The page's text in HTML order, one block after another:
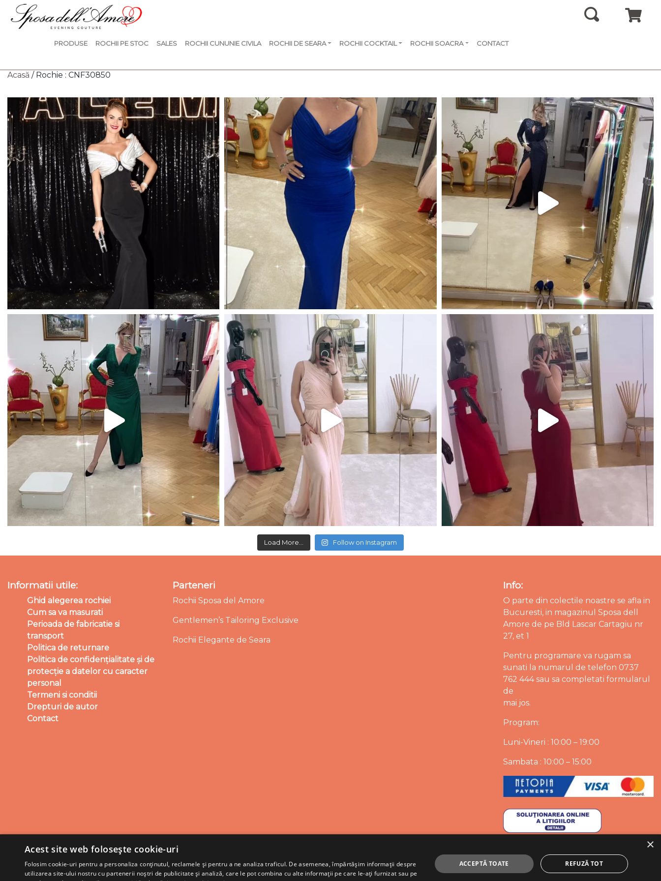
PRODUSE ROCHII PE STOC SALES ROCHII CUNUNIE CIVILA ROCHII DE SEARA ROCHII COCKTAIL ROCHII SOACRA CONTACT
Acasă / Rochie : CNF30850
Load More... Follow on Instagram
Informatii utile:
Ghid alegerea rochiei
Cum sa va masurati
Perioada de fabricatie si
transport
Politica de returnare
Politica de confidențialitate și de
protecție a datelor cu caracter
personal
Termeni si conditii
Drepturi de autor
Contact
Parteneri
Rochii Sposa del Amore
Gentlemen’s Tailoring Exclusive
Rochii Elegante de Seara
Info:
O parte din colectile noastre se afla in
Bucuresti, in magazinul Sposa dell
Amore de pe Bld Lascar Cartagiu nr
27, et 1
Pentru programare va rugam sa
sunati la numarul de telefon 0737
762 444 sau sa completati formularul
de
mai jos.
Program:
Luni-Vineri : 10:00 – 19:00
Sambata : 10:00 – 15:00
×
Acest site web folosește cookie-uri
Folosim cookie-uri pentru a personaliza conținutul, reclamele și pentru a ne analiza traficul. De asemenea, împărtășim informații despre
utilizarea site-ului nostru cu partenerii noștri de publicitate și analiză, care le pot combina cu alte informații pe care le-ați furnizat sau pe
ACCEPTĂ TOATE REFUZĂ TOT